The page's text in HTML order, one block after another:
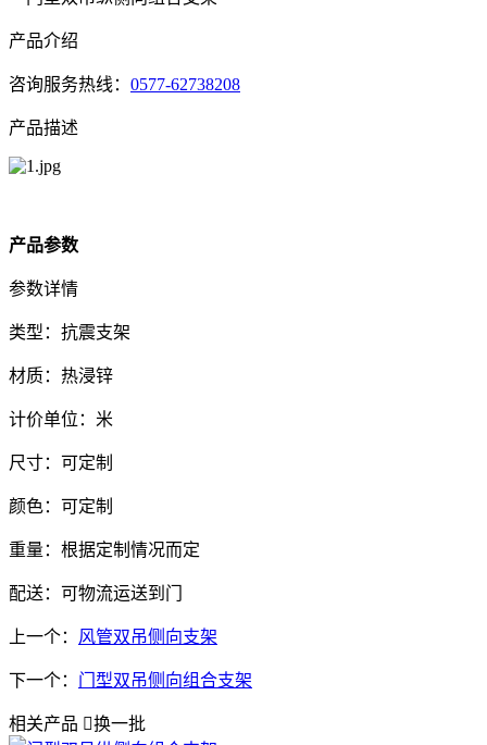
产品介绍
咨询服务热线： 0577-62738208
产品描述
产品参数
参数详情
类型：抗震支架
材质：热浸锌
计价单位：米
尺寸：可定制
颜色：可定制
重量：根据定制情况而定
配送：可物流运送到门
上一个： 风管双吊侧向支架
下一个： 门型双吊侧向组合支架
相关产品 换一批